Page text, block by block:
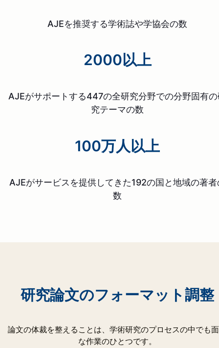
AJEを推奨する学術誌や学協会の数
2000以上
AJEがサポートする447の全研究分野での分野固有
究テーマの数
100万人以上
AJEがサービスを提供してきた192の国と地域の著者
数
研究論文のフォーマット調整
論文の体裁を整えることは、学術研究のプロセスの中でも
な作業のひとつです。